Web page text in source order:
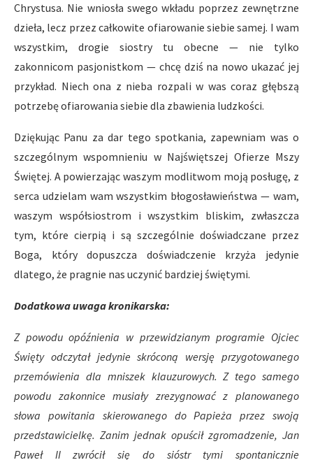
Chrystusa. Nie wniosła swego wkładu poprzez zewnętrzne
dzieła, lecz przez całkowite ofiarowanie siebie samej. I wam
wszystkim, drogie siostry tu obecne — nie tylko
zakonnicom pasjonistkom — chcę dziś na nowo ukazać jej
przykład. Niech ona z nieba rozpali w was coraz głębszą
potrzebę ofiarowania siebie dla zbawienia ludzkości.
Dziękując Panu za dar tego spotkania, zapewniam was o
szczególnym wspomnieniu w Najświętszej Ofierze Mszy
Świętej. A powierzając waszym modlitwom moją posługę, z
serca udzielam wam wszystkim błogosławieństwa — wam,
waszym współsiostrom i wszystkim bliskim, zwłaszcza
tym, które cierpią i są szczególnie doświadczane przez
Boga, który dopuszcza doświadczenie krzyża jedynie
dlatego, że pragnie nas uczynić bardziej świętymi.
Dodatkowa uwaga kronikarska:
Z powodu opóźnienia w przewidzianym programie Ojciec
Święty odczytał jedynie skróconą wersję przygotowanego
przemówienia dla mniszek klauzurowych. Z tego samego
powodu zakonnice musiały zrezygnować z planowanego
słowa powitania skierowanego do Papieża przez swoją
przedstawicielkę. Zanim jednak opuścił zgromadzenie, Jan
Paweł II zwrócił się do sióstr tymi spontanicznie